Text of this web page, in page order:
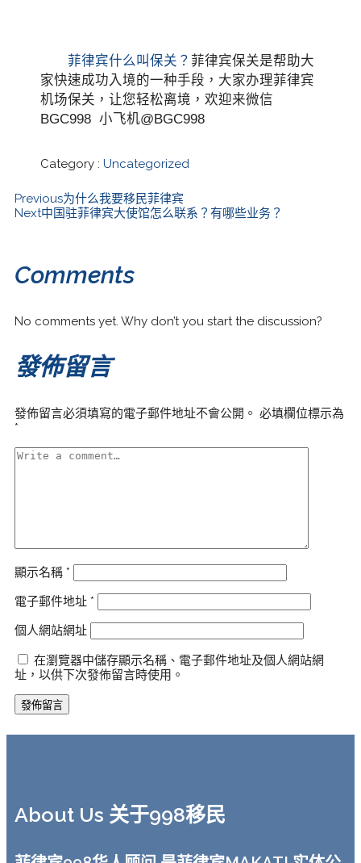
菲律宾什么叫保关？ 菲律宾保关是帮助大
家快速成功入境的一种手段，大家办理菲律宾
机场保关，让您轻松离境，欢迎来微信
BGC998 小飞机@BGC998
Category : Uncategorized
Previous为什么我要移民菲律宾
Next中国驻菲律宾大使馆怎么联系？有哪些业务？
Comments
No comments yet. Why don’t you start the discussion?
發佈留言
發佈留言必須填寫的電子郵件地址不會公開。 必填欄位標示為
*
顯示名稱 *
電子郵件地址 *
個人網站網址
在瀏覽器中儲存顯示名稱、電子郵件地址及個人網站網
址，以供下次發佈留言時使用。
About Us 关于998移民